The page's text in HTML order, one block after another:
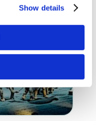
Show details